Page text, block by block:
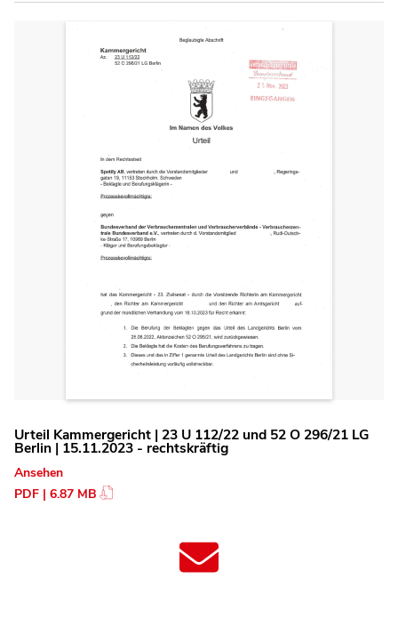
Urteil Kammergericht | 23 U 112/22 und 52 O 296/21 LG
Berlin | 15.11.2023 - rechtskräftig
Ansehen
PDF | 6.87 MB